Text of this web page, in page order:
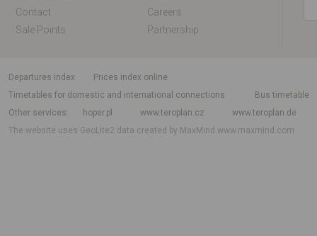
Contact
Careers
Sale Points
Partnership
departures index
Prices index online
Timetables for domestic and international connections
Bus timetable
Other services
hoper.pl www.teroplan.cz
www.teroplan.de
The website uses GeoLite2 data created by MaxMindwww.maxmind.com